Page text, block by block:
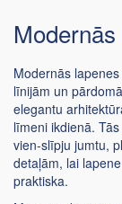
Modernās
līnijām un
elegantu
līmeni ikdienā.
vien-slīpju jumtu,
detaļām, lai
praktiska.